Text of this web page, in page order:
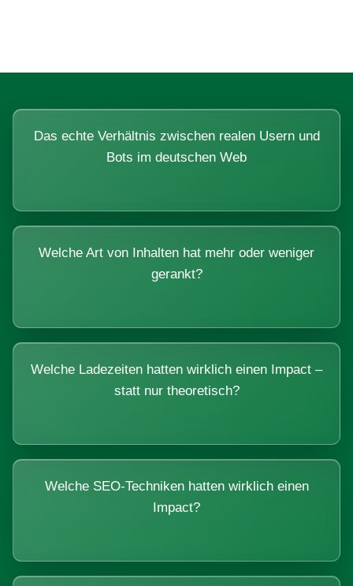
Das echte Verhältnis zwischen realen Usern und
Bots im deutschen Web
Welche Art von Inhalten hat mehr oder weniger
gerankt?
Welche Ladezeiten hatten wirklich einen Impact –
statt nur theoretisch?
Welche SEO-Techniken hatten wirklich einen
Impact?